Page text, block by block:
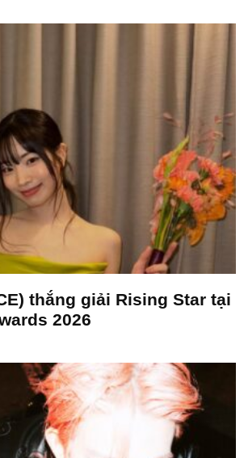
thắng giải Rising Star tại
2026